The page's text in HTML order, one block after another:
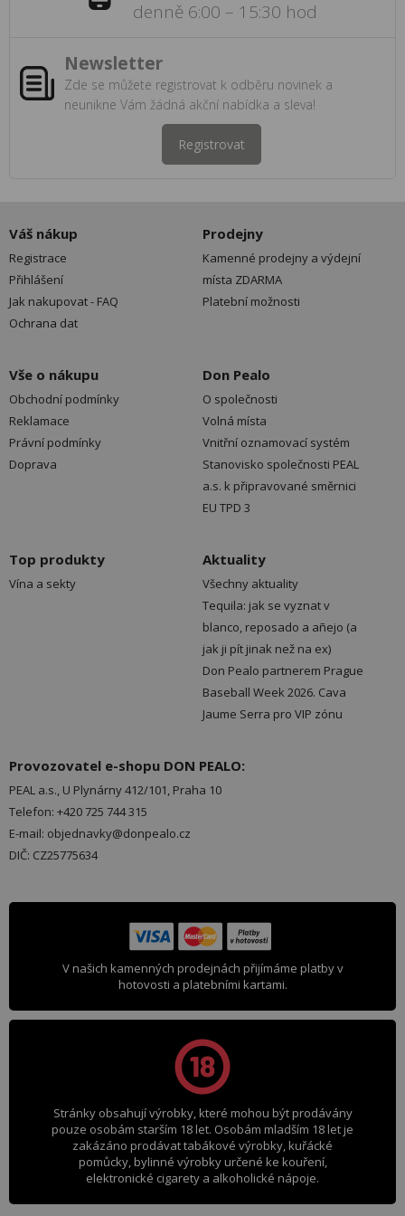
denně 6:00 – 15:30 hod
Newsletter
Zde se můžete registrovat k odběru novinek a
neunikne Vám žádná akční nabídka a sleva!
Registrovat
Váš nákup
Registrace
Přihlášení
Jak nakupovat - FAQ
Ochrana dat
Prodejny
Kamenné prodejny a výdejní
místa ZDARMA
Platební možnosti
Vše o nákupu
Obchodní podmínky
Reklamace
Právní podmínky
Doprava
Don Pealo
O společnosti
Volná místa
Vnitřní oznamovací systém
Stanovisko společnosti PEAL
a.s. k připravované směrnici
EU TPD 3
Top produkty
Vína a sekty
Aktuality
Všechny aktuality
Tequila: jak se vyznat v
blanco, reposado a añejo (a
jak ji pít jinak než na ex)
Don Pealo partnerem Prague
Baseball Week 2026. Cava
Jaume Serra pro VIP zónu
Provozovatel e-shopu DON PEALO:
PEAL a.s., U Plynárny 412/101, Praha 10
Telefon: +420 725 744 315
E-mail: objednavky@donpealo.cz
DIČ: CZ25775634
V našich kamenných prodejnách přijímáme platby v
hotovosti a platebními kartami.
Stránky obsahují výrobky, které mohou být prodávány
pouze osobám starším 18 let. Osobám mladším 18 let je
zakázáno prodávat tabákové výrobky, kuřácké
pomůcky, bylinné výrobky určené ke kouření,
elektronické cigarety a alkoholické nápoje.